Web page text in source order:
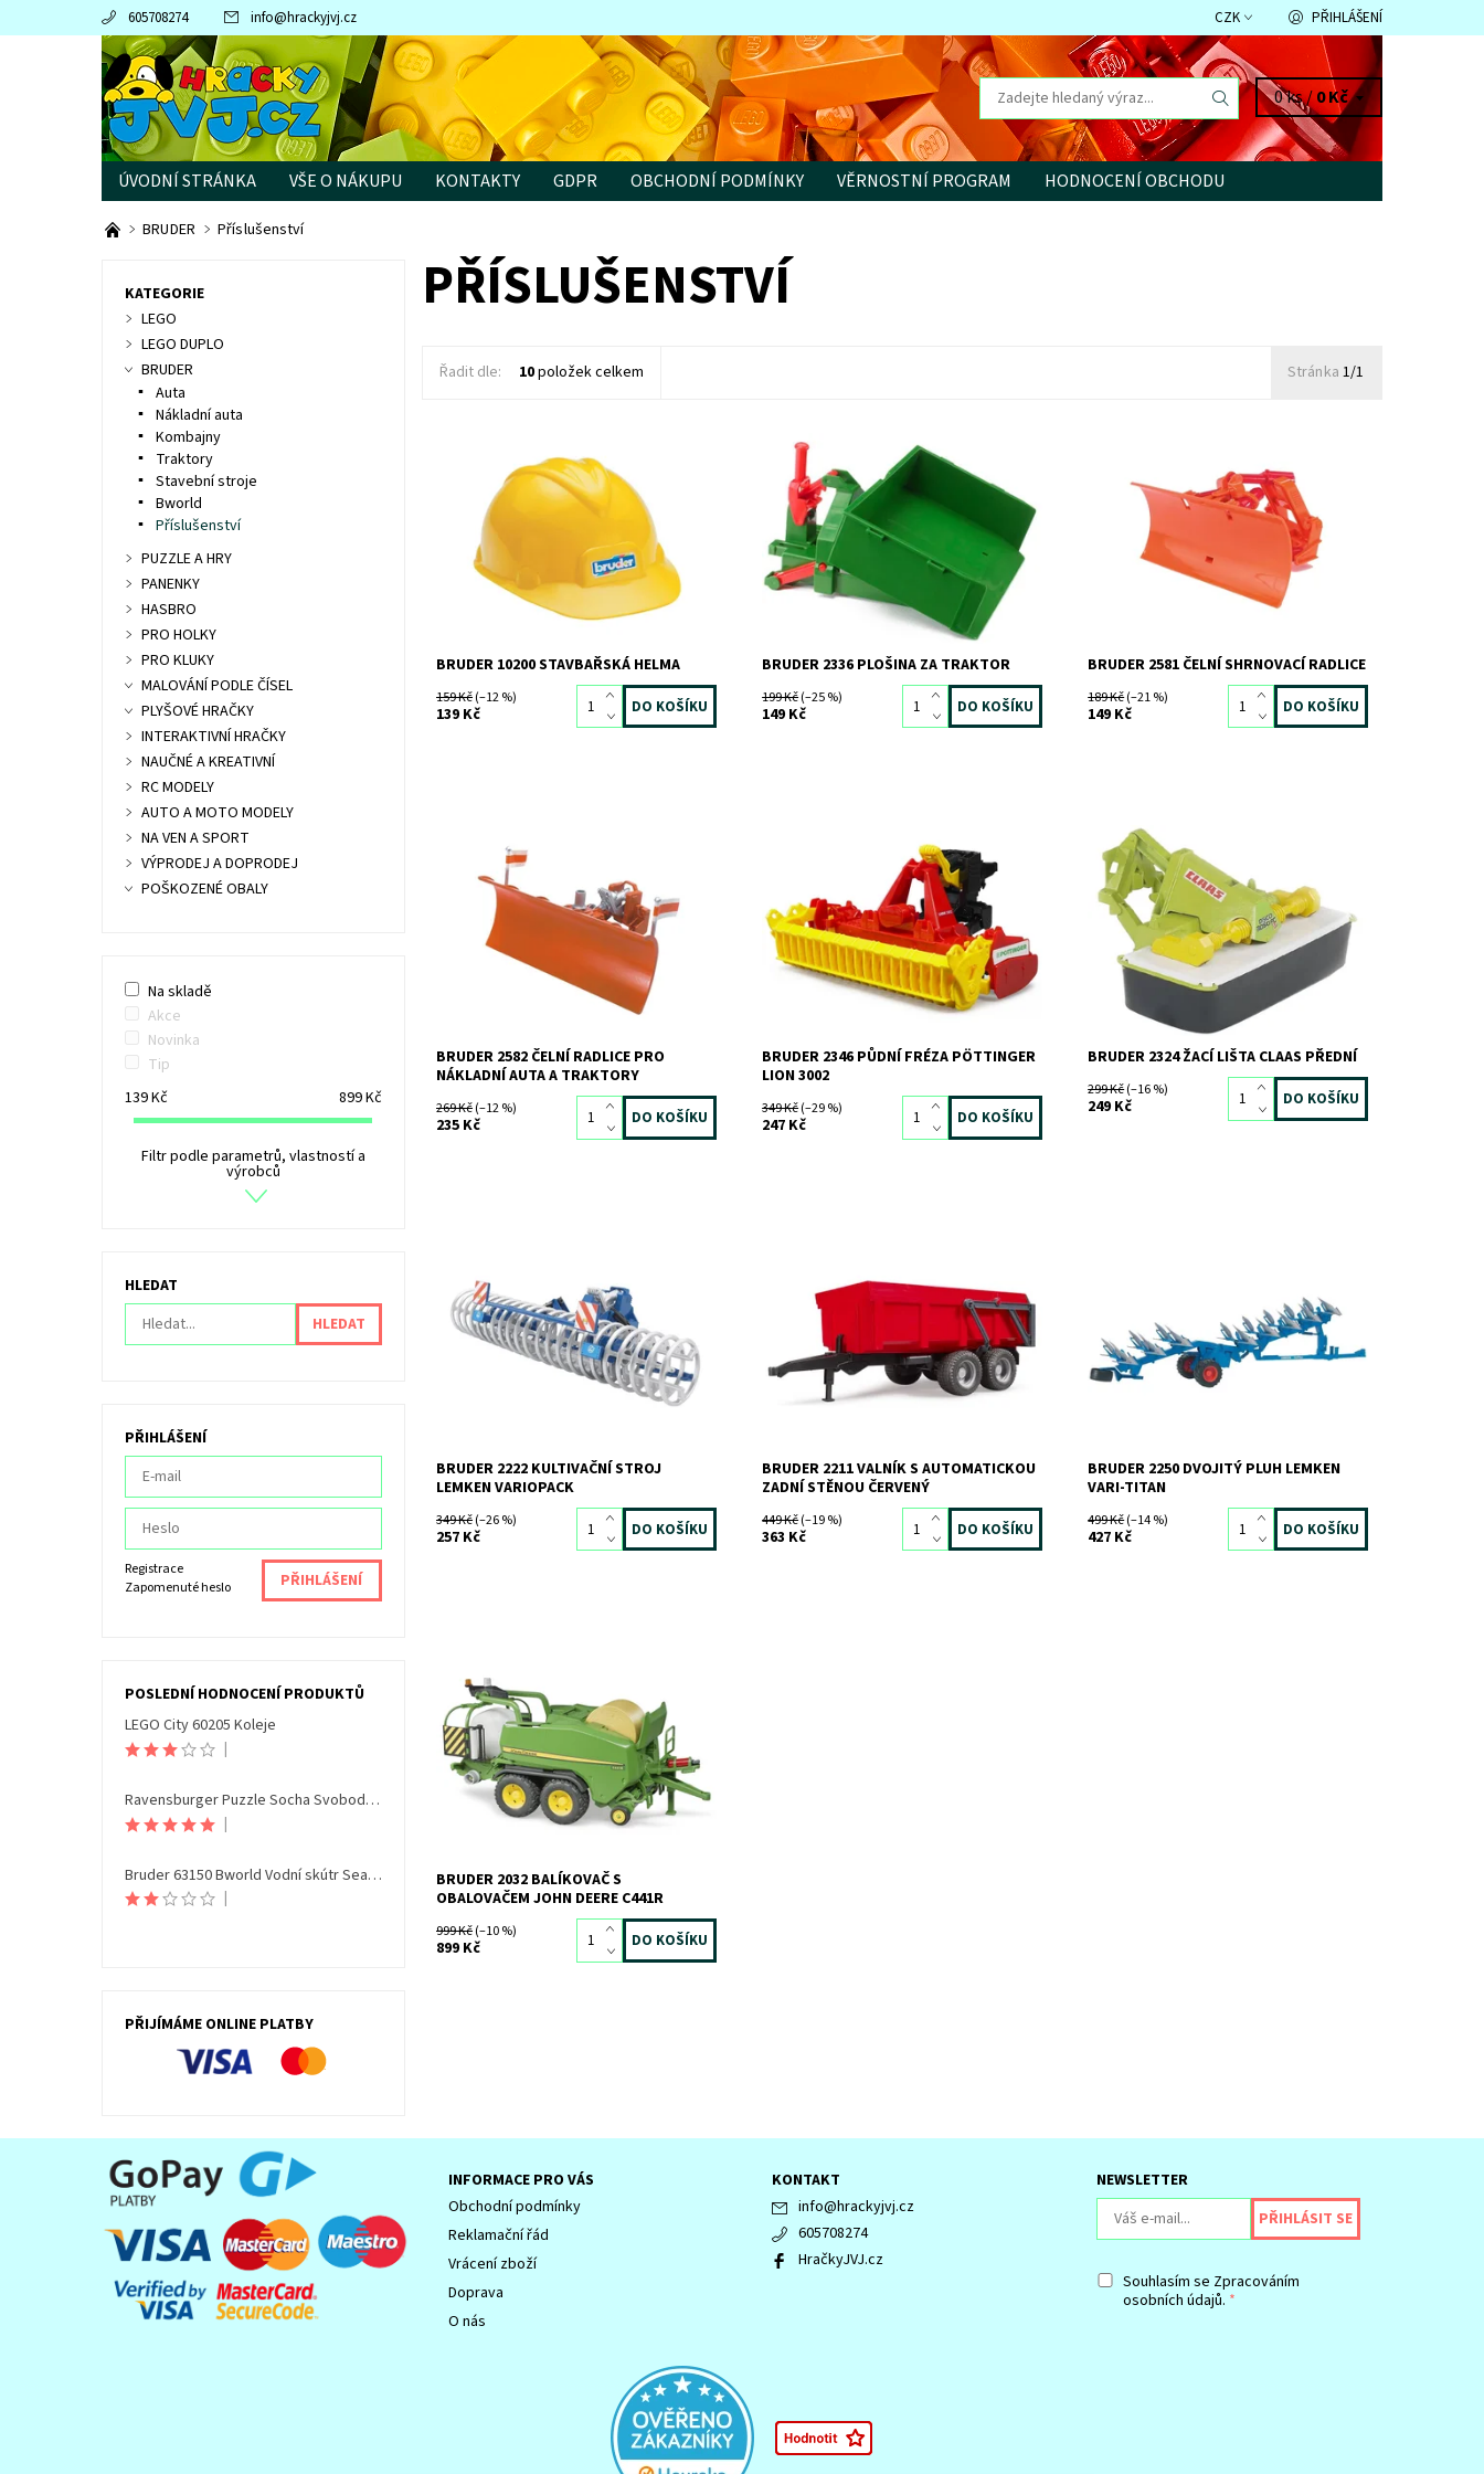
605708274 info@hrackyjvj.cz CZK PŘIHLÁŠENÍ
0 ks /0 Kč
ÚVODNÍ STRÁNKA VŠE O NÁKUPU KONTAKTY GDPR OBCHODNÍ PODMÍNKY VĚRNOSTNÍ PROGRAM
HODNOCENÍ OBCHODU
PRODÁVANÉ ZNAČKY
BRUDER Příslušenství
PŘÍSLUŠENSTVÍ
Řadit dle: 10položek celkem Stránka 1/1
BRUDER 10200 stavbařská přilba
Dostupnost:
Skladem3 ks
Značka:
BRUDER 10200 STAVBAŘSKÁ HELMA
159 Kč(–12 %)
139 Kč
Plošina za traktor
Dostupnost:
Skladem>3 ks
Kód:
1395
Značka:
BRUDER
BRUDER 2336 PLOŠINA ZA TRAKTOR
199 Kč(–25 %)
149 Kč
Shrnovací čelní radlice
Dostupnost:
Skladem3 ks
823
BRUDER 2581 ČELNÍ SHRNOVACÍ RADLICE
189 Kč(–21 %)
149 Kč
Shrnovací čelní radlice
Dostupnost:
Skladem 1 ks
155
BRUDER
BRUDER 2582 ČELNÍ RADLICE PRO
NÁKLADNÍ AUTA A TRAKTORY
269 Kč(–12 %)
235 Kč
Půdní fréza Pöttinger Lion 3002
Dostupnost:
Skladem 2 ks
Kód:
1786
Značka:
BRUDER
BRUDER 2346 PŮDNÍ FRÉZA PÖTTINGER
LION 3002
349 Kč(–29 %)
247 Kč
Přední žací lišta Claas
Dostupnost:
Skladem2 ks
Kód:
1023
Značka:
BRUDER
BRUDER 2324 ŽACÍ LIŠTA CLAAS PŘEDNÍ
299 Kč(–16 %)
249 Kč
Dostupnost:
Skladem3 ks
Kód:
543
Značka:
BRUDER
BRUDER 2222 KULTIVAČNÍ STROJ
LEMKEN VARIOPACK
349 Kč(–26 %)
257 Kč
5124
BRUDER
BRUDER 2211 VALNÍK S AUTOMATICKOU
ZADNÍ STĚNOU ČERVENÝ
449 Kč(–19 %)
363 Kč
Značka:
BRUDER
BRUDER 2250 DVOJITÝ PLUH LEMKEN
VARI-TITAN
499 Kč(–14 %)
427 Kč
Dostupnost: Skladem
Kód:
5139
Značka:
BRUDER
BRUDER 2032 BALÍKOVAČ S
OBALOVAČEM JOHN DEERE C441R
999 Kč(–10 %)
899 Kč
KATEGORIE
LEGO
LEGO DUPLO
BRUDER
Auta
Nákladní auta
Kombajny
Traktory
Stavební stroje
Bworld
Příslušenství
PUZZLE A HRY
PANENKY
HASBRO
PRO HOLKY
PRO KLUKY
MALOVÁNÍ PODLE ČÍSEL
PLYŠOVÉ HRAČKY
INTERAKTIVNÍ HRAČKY
NAUČNÉ A KREATIVNÍ
RC MODELY
AUTO A MOTO MODELY
NA VEN A SPORT
VÝPRODEJ A DOPRODEJ
POŠKOZENÉ OBALY
Na skladě
Akce
Novinka
Tip
139Kč 899Kč
Filtr podle parametrů, vlastností a
výrobců
HLEDAT
PŘIHLÁŠENÍ
Registrace
Zapomenuté heslo
POSLEDNÍ HODNOCENÍ PRODUKTŮ
LEGO City 60205 Koleje
|
Ravensburger Puzzle Socha Svobody Noční edice 108 dílků
|
Bruder 63150 Bworld Vodní skútr Seamaxx s figurkou
|
PŘIJÍMÁME ONLINE PLATBY
INFORMACE PRO VÁS
Obchodní podmínky
Reklamační řád
Vrácení zboží
Doprava
O nás
KONTAKT
info@hrackyjvj.cz
605708274
HračkyJVJ.cz
NEWSLETTER
Souhlasím se Zpracováním
osobních údajů.